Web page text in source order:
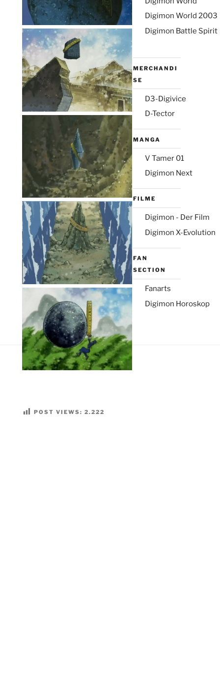
POST VIEWS: 2.222
Digimon World 2003
Digimon Battle Spirit
MERCHANDI
SE
D3-Digivice
D-Tector
MANGA
V Tamer 01
Digimon Next
FILME
Digimon - Der Film
Digimon X-Evolution
FAN
SECTION
Fanarts
Digimon Horoskop